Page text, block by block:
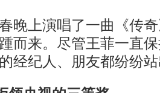
上演唱了一曲《传奇
而来。尽管王菲一直
经纪人、朋友都纷纷